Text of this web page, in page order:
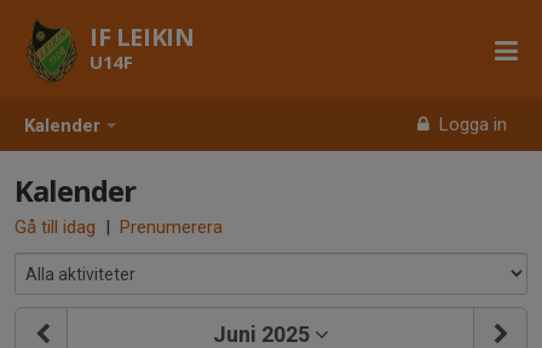
Kalender Logga in
IF LEIKIN
U14F
Kalender
Gå till idag | Prenumerera
Juni 2025